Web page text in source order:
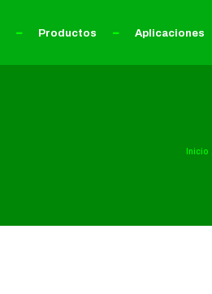
Productos Aplicaciones
Inicio